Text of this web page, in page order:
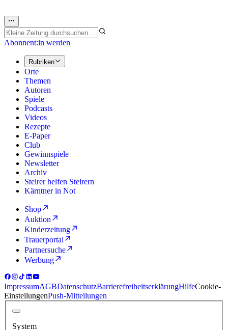
Abonnent:in werden
Rubriken
Orte
Themen
Autoren
Spiele
Podcasts
Videos
Rezepte
E-Paper
Club
Gewinnspiele
Newsletter
Archiv
Steirer helfen Steirern
Kärntner in Not
Shop
Auktion
Kinderzeitung
Trauerportal
Partnersuche
Werbung
ImpressumAGBDatenschutzBarrierefreiheitserklärungHilfeCookie-
EinstellungenPush-Mitteilungen
System